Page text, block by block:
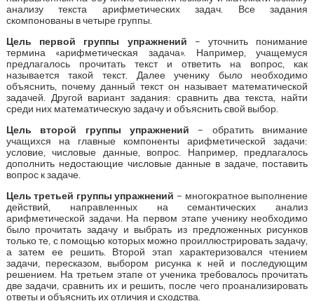
анализу текста арифметических задач. Все задания
скомпонованы в четыре группы.
Цель первой группы упражнений – уточнить понимание
термина «арифметическая задача». Например, учащемуся
предлагалось прочитать текст и ответить на вопрос, как
называется такой текст. Далее ученику было необходимо
объяснить, почему данный текст он называет математической
задачей. Другой вариант задания: сравнить два текста, найти
среди них математическую задачу и объяснить свой выбор.
Цель второй группы упражнений – обратить внимание
учащихся на главные компоненты арифметической задачи:
условие, числовые данные, вопрос. Например, предлагалось
дополнить недостающие числовые данные в задаче, поставить
вопрос к задаче.
Цель третьей группы упражнений – многократное выполнение
действий, направленных на семантических анализ
арифметической задачи. На первом этапе ученику необходимо
было прочитать задачу и выбрать из предложенных рисунков
только те, с помощью которых можно проиллюстрировать задачу,
а затем ее решить. Второй этап характеризовался чтением
задачи, пересказом, выбором рисунка к ней и последующим
решением. На третьем этапе от ученика требовалось прочитать
две задачи, сравнить их и решить, после чего проанализировать
ответы и объяснить их отличия и сходства.